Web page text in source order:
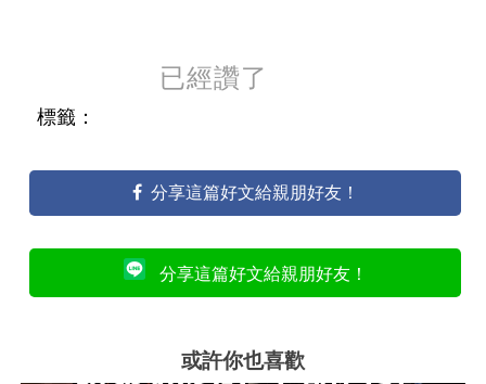
已經讚了
標籤：
分享這篇好文給親朋好友！
分享這篇好文給親朋好友！
或許你也喜歡